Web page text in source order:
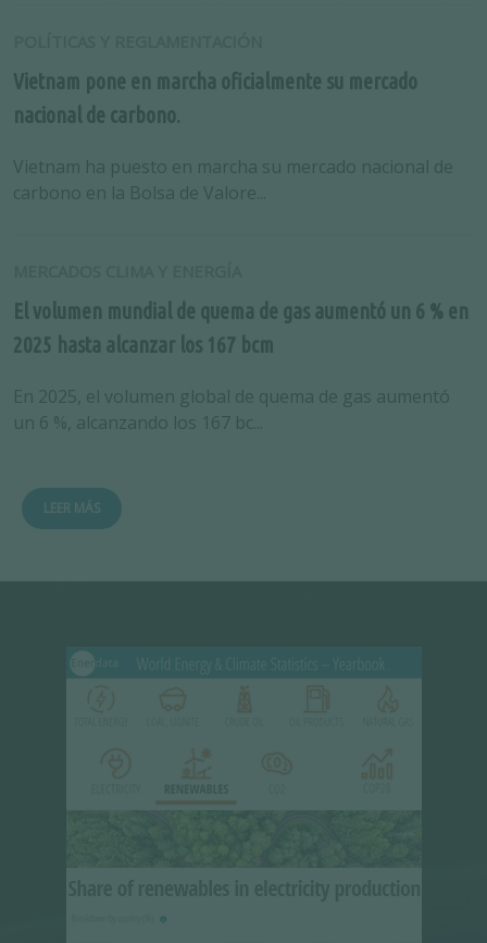
Vietnam pone en marcha oficialmente su mercado
nacional de carbono.
Vietnam ha puesto en marcha su mercado nacional de
carbono en la Bolsa de Valore...
El volumen mundial de quema de gas aumentó un 6 % en
2025 hasta alcanzar los 167 bcm
En 2025, el volumen global de quema de gas aumentó
un 6 %, alcanzando los 167 bc...
LEER MÁS